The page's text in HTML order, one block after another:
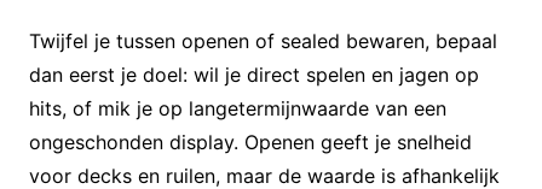
Twijfel je tussen openen of sealed bewaren, bepaal
dan eerst je doel: wil je direct spelen en jagen op
hits, of mik je op langetermijnwaarde van een
ongeschonden display. Openen geeft je snelheid
voor decks en ruilen, maar de waarde is afhankelijk